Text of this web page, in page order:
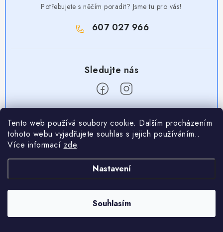
Tento web používá soubory cookie. Dalším procházením
tohoto webu vyjadřujete souhlas s jejich používáním..
Více informací zde.
Nastavení
Souhlasím
Potřebujete s něčím poradit? Jsme tu pro vás!
607 027 966
Užitečné odkazy
Obchodní podmínky
Zásady zpracování ochrany osobních údajů
Partner stránek: Super plecháček
Kontaktujte nás